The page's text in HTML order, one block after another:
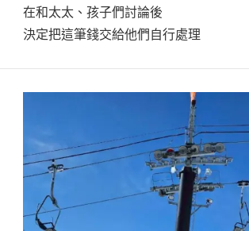
在和太太、孩子們討論後
決定把這筆錢交給他們自行處理